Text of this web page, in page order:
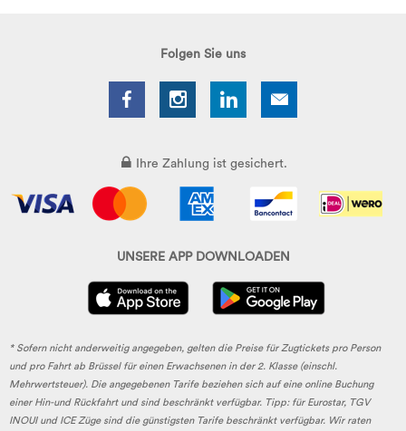
Folgen Sie uns
Ihre Zahlung ist gesichert.
UNSERE APP DOWNLOADEN
* Sofern nicht anderweitig angegeben, gelten die Preise für Zugtickets pro Person
und pro Fahrt ab Brüssel für einen Erwachsenen in der 2. Klasse (einschl.
Mehrwertsteuer). Die angegebenen Tarife beziehen sich auf eine online Buchung
einer Hin-und Rückfahrt und sind beschränkt verfügbar. Tipp: für Eurostar, TGV
INOUI und ICE Züge sind die günstigsten Tarife beschränkt verfügbar. Wir raten